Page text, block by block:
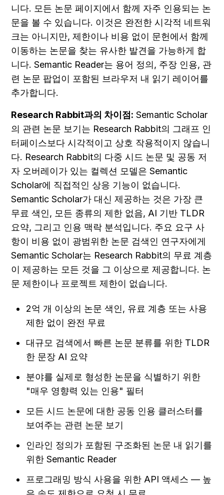
니다. 모든 논문 페이지에서 함께 자주 인용되는 논
문을 볼 수 있습니다. 이것은 완전한 시각적 네트워
크는 아니지만, 제한이나 비용 없이 문헌에서 함께
이동하는 논문을 찾는 유사한 발견을 가능하게 합
니다. Semantic Reader는 용어 정의, 주장 인용, 관
련 논문 팝업이 포함된 브라우저 내 읽기 레이어를
추가합니다.
Research Rabbit과의 차이점: Semantic Scholar
의 관련 논문 보기는 Research Rabbit의 그래프 인
터페이스보다 시각적이고 상호 작용적이지 않습니
다. Research Rabbit의 다중 시드 논문 및 공동 저
자 오버레이가 있는 컬렉션 모델은 Semantic
Scholar에 직접적인 상응 기능이 없습니다.
Semantic Scholar가 대신 제공하는 것은 가장 큰
무료 색인, 모든 종류의 제한 없음, AI 기반 TLDR
요약, 그리고 인용 맥락 분석입니다. 주요 요구 사
항이 비용 없이 광범위한 논문 검색인 연구자에게
Semantic Scholar는 Research Rabbit의 무료 계층
이 제공하는 모든 것을 그 이상으로 제공합니다. 논
문 제한이나 프로젝트 제한이 없습니다.
2억 개 이상의 논문 색인, 유료 계층 또는 사용
제한 없이 완전 무료
대규모 검색에서 빠른 논문 분류를 위한 TLDR
한 문장 AI 요약
분야를 실제로 형성한 논문을 식별하기 위한
"매우 영향력 있는 인용" 필터
모든 시드 논문에 대한 공동 인용 클러스터를
보여주는 관련 논문 보기
인라인 정의가 포함된 구조화된 논문 내 읽기를
위한 Semantic Reader
프로그래밍 방식 사용을 위한 API 액세스 — 높